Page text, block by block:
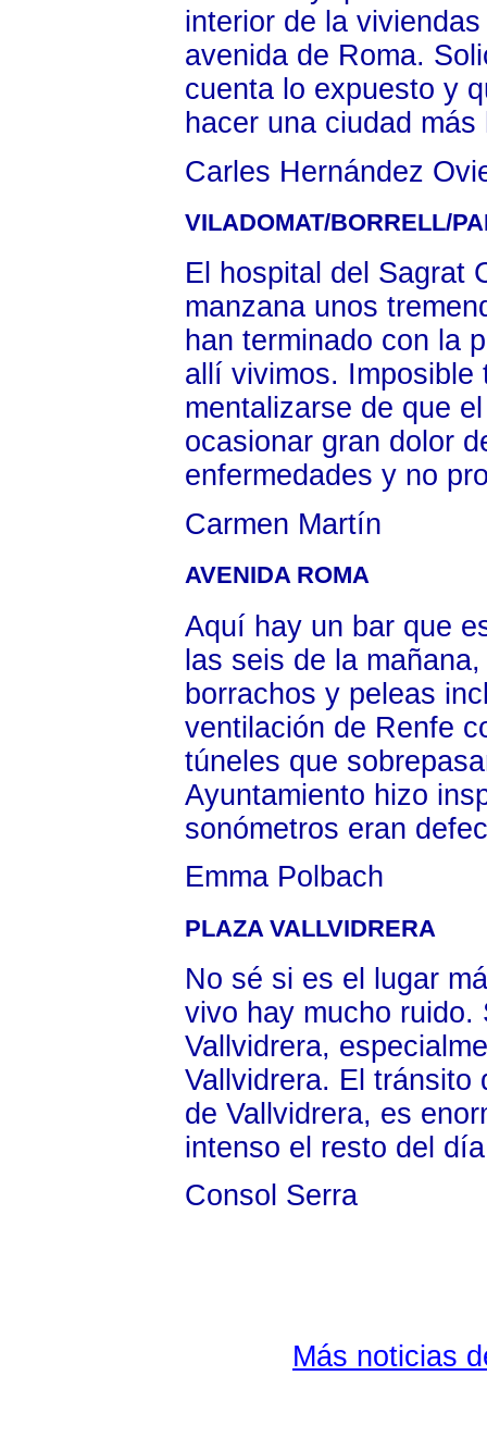
interior de la
avenida de Roma.
cuenta lo expuesto y
hacer una ciudad más
Carles Hernández
VILADOMAT/BORRELL/
El hospital del Sagrat
manzana unos
han terminado con la
allí vivimos. Imposible
mentalizarse de que
ocasionar gran dolor
enfermedades y no
Carmen Martín
AVENIDA ROMA
Aquí hay un bar que
las seis de la
borrachos y peleas
ventilación de Renfe
túneles que
Ayuntamiento hizo
sonómetros eran
Emma Polbach
PLAZA VALLVIDRERA
No sé si es el lugar
vivo hay mucho ruido.
Vallvidrera,
Vallvidrera. El
de Vallvidrera, es
intenso el resto del
Consol Serra
Más noticias